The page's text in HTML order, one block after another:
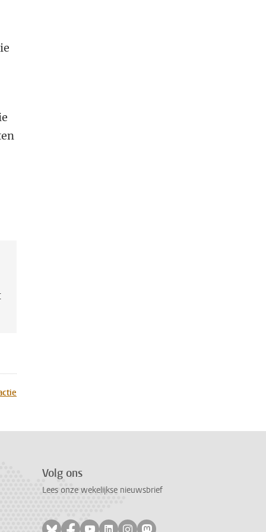
Volg ons
Lees onze wekelijkse nieuwsbrief
Volg ons op bluesky
Volg ons op facebook
Volg ons op youtube
Volg ons op linkedin
Volg ons op instagram
Volg ons op mastodon